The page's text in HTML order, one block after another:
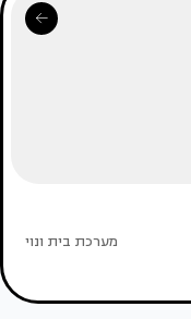
מערכת בית ונוי